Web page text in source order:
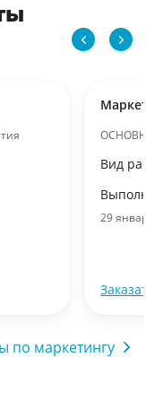
Вид
29
по маркетингу